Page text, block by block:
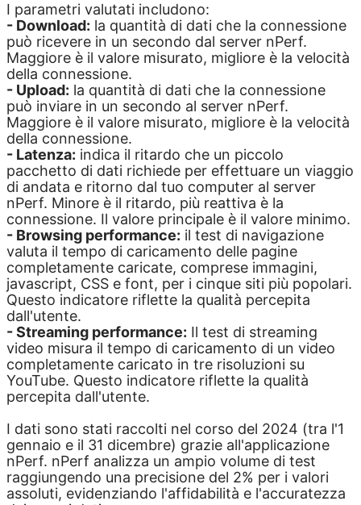
I parametri valutati includono:
- Download: la quantità di dati che la connessione
può ricevere in un secondo dal server nPerf.
Maggiore è il valore misurato, migliore è la velocità
della connessione.
- Upload: la quantità di dati che la connessione
può inviare in un secondo al server nPerf.
Maggiore è il valore misurato, migliore è la velocità
della connessione.
- Latenza: indica il ritardo che un piccolo
pacchetto di dati richiede per effettuare un viaggio
di andata e ritorno dal tuo computer al server
nPerf. Minore è il ritardo, più reattiva è la
connessione. Il valore principale è il valore minimo.
- Browsing performance: il test di navigazione
valuta il tempo di caricamento delle pagine
completamente caricate, comprese immagini,
javascript, CSS e font, per i cinque siti più popolari.
Questo indicatore riflette la qualità percepita
dall'utente.
- Streaming performance: Il test di streaming
video misura il tempo di caricamento di un video
completamente caricato in tre risoluzioni su
YouTube. Questo indicatore riflette la qualità
percepita dall'utente.
I dati sono stati raccolti nel corso del 2024 (tra l'1
gennaio e il 31 dicembre) grazie all'applicazione
nPerf. nPerf analizza un ampio volume di test
raggiungendo una precisione del 2% per i valori
assoluti, evidenziando l'affidabilità e l'accuratezza